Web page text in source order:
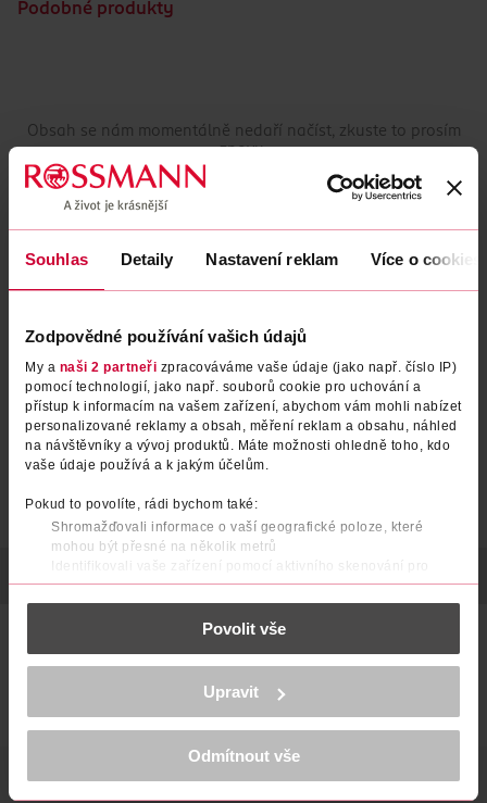
Souhlas Detaily Nastavení reklam Více o cookies
Zodpovědné používání vašich údajů
My a naši 2 partneři zpracováváme vaše údaje (jako např. číslo IP)
pomocí technologií, jako např. souborů cookie pro uchování a
přístup k informacím na vašem zařízení, abychom vám mohli nabízet
personalizované reklamy a obsah, měření reklam a obsahu, náhled
na návštěvníky a vývoj produktů. Máte možnosti ohledně toho, kdo
vaše údaje používá a k jakým účelům.
Pokud to povolíte, rádi bychom také:
Shromažďovali informace o vaší geografické poloze, které
mohou být přesné na několik metrů
Identifikovali vaše zařízení pomocí aktivního skenování pro
konkrétní charakteristiky (otisk prstu)
Zjistěte více o tom, jak zpracováváme vaše osobní údaje, a nastavte
části s podrobnostmi . Svůj souhlas můžete kdykoliv
K provozu stránek, personalizaci obsahu a reklam, funkcí sociálních
médií, analýze návštěvnosti, které mohou nést osobní údaje.
Více najdete vprohlášení o ochraně osobních údajů.
Děkujeme za pochopení. >více o cookies<
Povolit vše
Upravit
Odmítnout vše
Podobné produkty
Obsah se nám momentálně nedaří načíst, zkuste to prosím
znovu.
Dámské elastické kalhotky brazilského střihu.